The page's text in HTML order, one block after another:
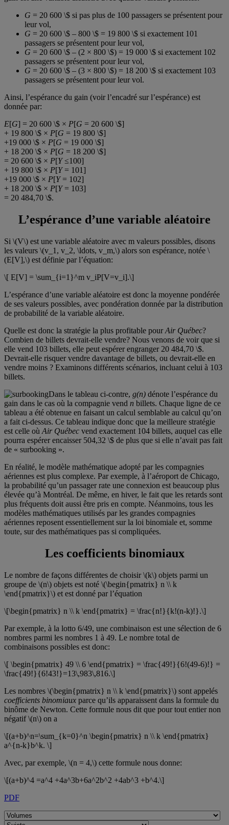
G = 20 600 \$ si pas plus de 100 passagers se présentent pour
leur vol,
G = 20 600 \$ – 800 \$ = 19 800 \$ si exactement 101
passagers se présentent pour leur vol,
G = 20 600 \$ – (2 × 800 \$) = 19 000 \$ si exactement 102
passagers se présentent pour leur vol,
G = 20 600 \$ – (3 × 800 \$) = 18 200 \$ si exactement 103
passagers se présentent pour leur vol.
Ainsi, l’espérance du gain (voir l’encadré sur l’espérance) est
donnée par:
E[G] = 20 600 \$ × P[G = 20 600 \$]
+ 19 800 \$ × P[G = 19 800 \$]
+19 000 \$ × P[G = 19 000 \$]
+ 18 200 \$ × P[G = 18 200 \$]
= 20 600 \$ × P[Y≤100]
+ 19 800 \$ × P[Y= 101]
+19 000 \$ × P[Y= 102]
+ 18 200 \$ × P[Y= 103]
= 20 484,70 \$.
L’espérance d’une variable aléatoire
Si \(V\) est une variable aléatoire avec m valeurs possibles, disons
les valeurs \(v_1, v_2, \ldots, v_m,\) alors son espérance, notée \
(E[V],\) est définie par l’équation:
\[ E[V] = \sum_{i=1}^m v_iP[V=v_i].\]
L’espérance d’une variable aléatoire est donc la moyenne pondérée
de ses valeurs possibles, avec pondération donnée par la distribution
de probabilité de la variable aléatoire.
Quelle est donc la stratégie la plus profitable pourAir Québec?
Combien de billets devrait-elle vendre? Nous venons de voir que si
elle vend 103 billets, elle peut espérer engranger 20 484,70 \$.
Devrait-elle risquer vendre davantage de billets, ou devrait-elle en
vendre moins ? Examinons différents scénarios, incluant celui à 103
billets.
Dans le tableau ci-contre, g(n) dénote l’espérance du
gain dans le cas où la compagnie vend n billets. Chaque ligne de ce
tableau a été obtenue en faisant un calcul semblable au calcul qu’on
a fait ci-dessus. Ce tableau indique donc que la meilleure stratégie
est celle où Air Québec vend exactement 104 billets, auquel cas elle
pourra espérer encaisser 504,32 \$ de plus que si elle n’avait pas fait
de « surbooking ».
En réalité, le modèle mathématique adopté par les compagnies
aériennes est plus complexe. Par exemple, à l’aéroport de Chicago,
la probabilité qu’un passager rate une connexion est beaucoup plus
élevée qu’à Montréal. De même, en hiver, le fait que les retards sont
plus fréquents doit aussi être pris en compte. Néanmoins, tous les
modèles mathématiques utilisés par les grandes compagnies
aériennes reposent essentiellement sur la loi binomiale et, somme
toute, sur des mathématiques pas si compliquées.
Les coefficients binomiaux
Le nombre de façons différentes de choisir \(k\) objets parmi un
groupe de \(n\) objets est noté \(\begin{pmatrix} n \\ k
\end{pmatrix}\) et est donné par l’équation
\[\begin{pmatrix} n \\ k \end{pmatrix} = \frac{n!}{k!(n-k)!}.\]
Par exemple, à la lotto 6/49, une combinaison est une sélection de 6
nombres parmi les nombres 1 à 49. Le nombre total de
combinaisons possibles est donc:
\[ \begin{pmatrix} 49 \\ 6 \end{pmatrix} = \frac{49!}{6!(49-6)!} =
\frac{49!}{6!43!}=13\,983\,816.\]
Les nombres \(\begin{pmatrix} n \\ k \end{pmatrix}\) sont appelés
coefficients binomiaux parce qu’ils apparaissent dans la formule du
binôme de Newton. Cette formule nous dit que pour tout entier non
négatif \(n\) on a
\[(a+b)^n=\sum_{k=0}^n \begin{pmatrix} n \\ k \end{pmatrix}
a^{n-k}b^k. \]
Avec, par exemple, \(n = 4,\) cette formule nous donne:
\[(a+b)^4 =a^4 +4a^3b+6a^2b^2 +4ab^3 +b^4.\]
PDF